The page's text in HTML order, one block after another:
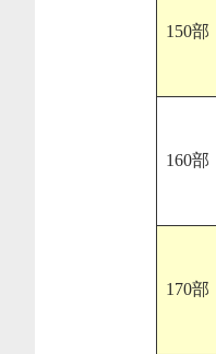
150部
160部
170部